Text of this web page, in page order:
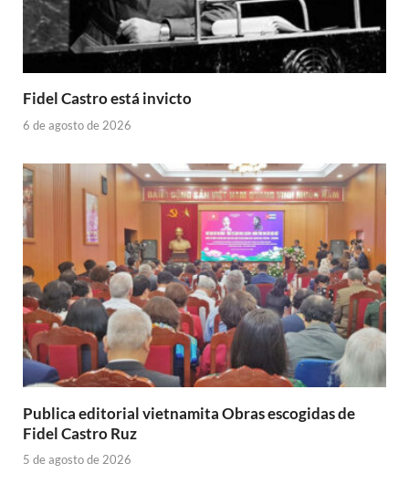
Fidel Castro está invicto
6 de agosto de 2026
Publica editorial vietnamita Obras escogidas de
Fidel Castro Ruz
5 de agosto de 2026